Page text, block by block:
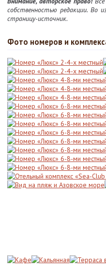
собственностью редакции. Во
страницу-источник.
Фото номеров и